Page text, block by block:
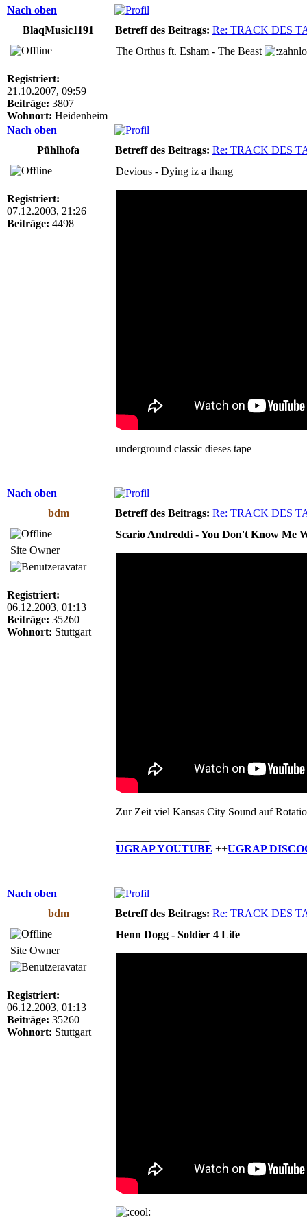
Nach oben
BlaqMusic1191
Betreff des Beitrags: Re: TRACK DES
Registriert:
21.10.2007, 09:59
Beiträge: 3807
Wohnort: Heidenheim
The Orthus ft. Esham - The Beast
Nach oben
Pühlhofa
Betreff des Beitrags: Re: TRACK DES
Registriert:
07.12.2003, 21:26
Beiträge: 4498
Devious - Dying iz a thang
underground classic dieses tape
Nach oben
bdm
Betreff des Beitrags: Re: TRACK DES
Site Owner
Registriert:
06.12.2003, 01:13
Beiträge: 35260
Wohnort: Stuttgart
Scario Andreddi - You Don't Know Me
Zur Zeit viel Kansas City Sound auf
UGRAP YOUTUBE ++UGRAP
Nach oben
bdm
Betreff des Beitrags: Re: TRACK DES
Site Owner
Registriert:
06.12.2003, 01:13
Beiträge: 35260
Wohnort: Stuttgart
Henn Dogg - Soldier 4 Life